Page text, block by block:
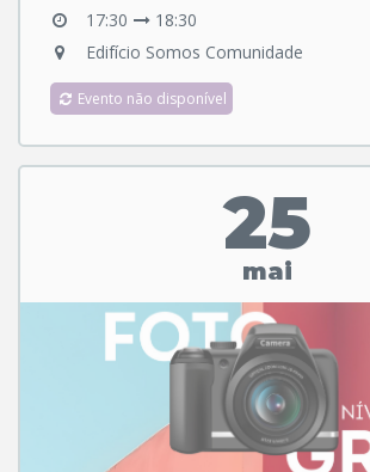
17:30
18:30
Edifício Somos Comunidade
Evento não disponível
25
mai